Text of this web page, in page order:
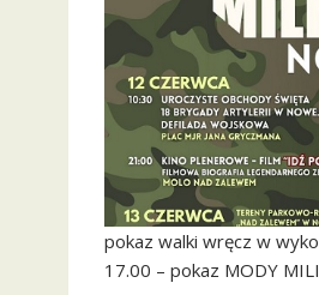
pokaz walki wręcz w
17.00 – pokaz MODY